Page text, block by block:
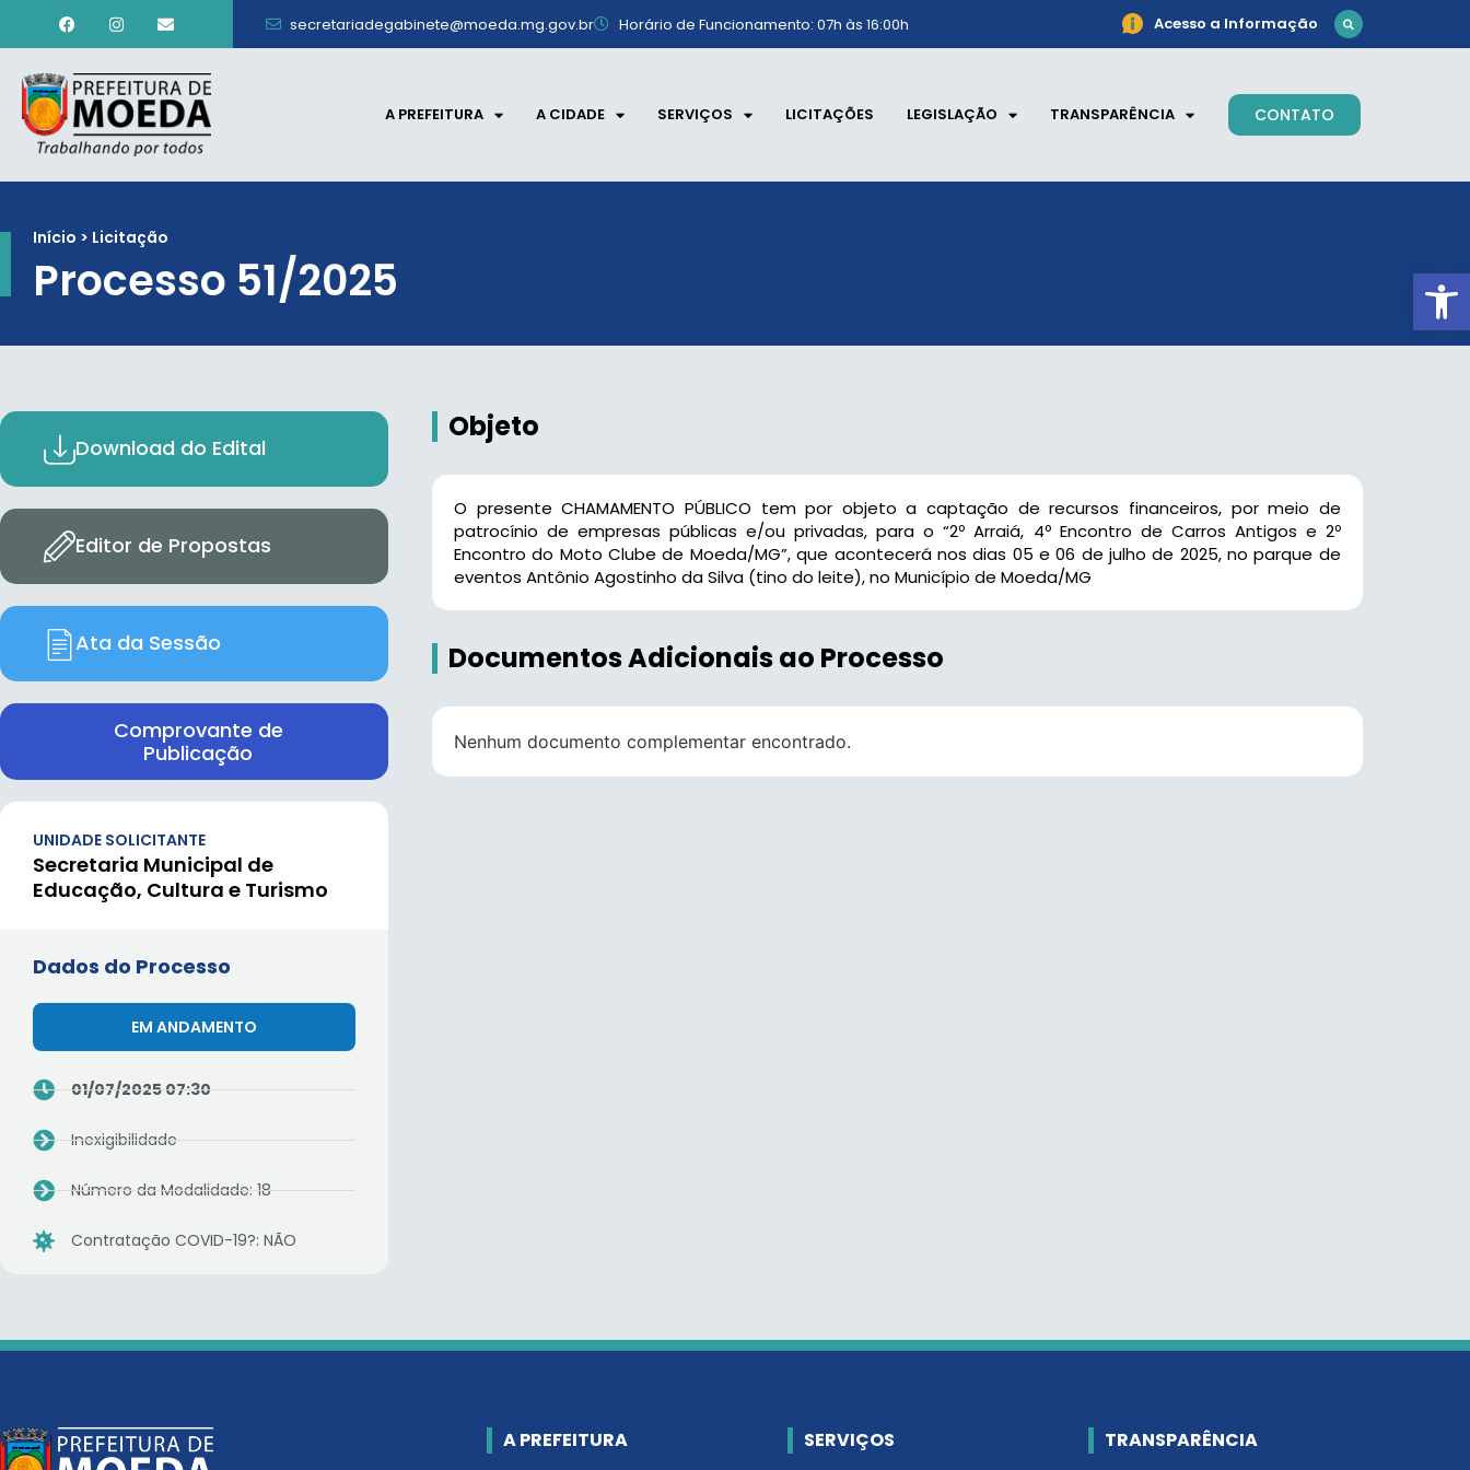
secretariadegabinete@moeda.mg.gov.br Horário de Funcionamento: 07h às 16:00h Acesso a Informação
A PREFEITURA A CIDADE SERVIÇOS LICITAÇÕES LEGISLAÇÃO TRANSPARÊNCIA CONTATO
Início > Licitação
Processo 51/2025
Download do Edital
Editor de Propostas
Ata da Sessão
Comprovante de
Publicação
UNIDADE SOLICITANTE
Secretaria Municipal de
Educação, Cultura e Turismo
Dados do Processo
EM ANDAMENTO
01/07/2025 07:30
Inexigibilidade
Número da Modalidade: 18
Contratação COVID-19?: NÃO
Objeto
O presente CHAMAMENTO PÚBLICO tem por objeto a captação de recursos financeiros, por meio de
patrocínio de empresas públicas e/ou privadas, para o “2º Arraiá, 4º Encontro de Carros Antigos e 2º
Encontro do Moto Clube de Moeda/MG”, que acontecerá nos dias 05 e 06 de julho de 2025, no parque de
eventos Antônio Agostinho da Silva (tino do leite), no Município de Moeda/MG
Documentos Adicionais ao Processo
Nenhum documento complementar encontrado.
A PREFEITURA SERVIÇOS TRANSPARÊNCIA